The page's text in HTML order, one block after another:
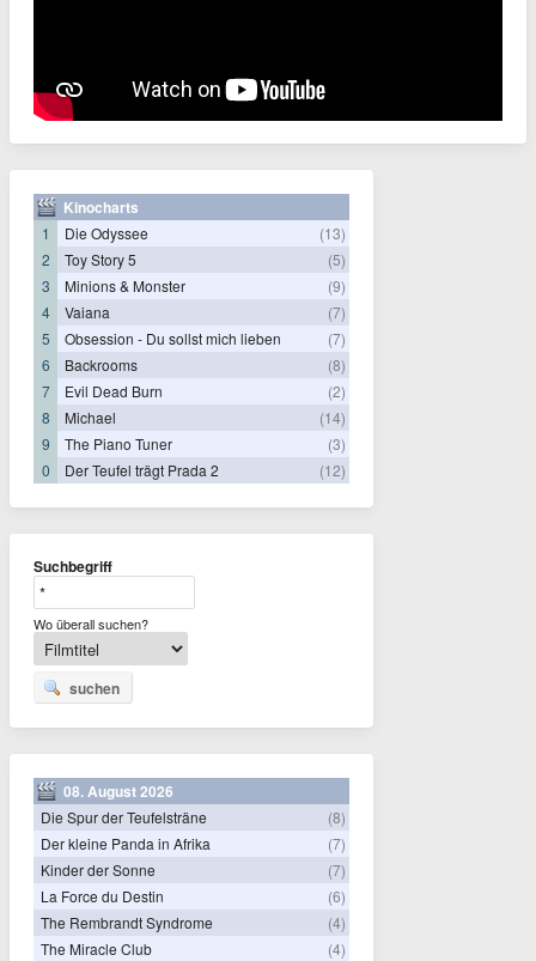
Kinocharts
1 Die Odyssee
(13)
2
Toy Story 5
(5)
3
Minions & Monster
(9)
4
Vaiana
(7)
5
Obsession - Du sollst mich lieben
(7)
6
Backrooms
(8)
7
Evil Dead Burn
(2)
8
Michael
(14)
9
The Piano Tuner
(3)
0
Der Teufel trägt Prada 2 (12)
Suchbegriff
Wo überall suchen?
suchen
08. August 2026
Die Spur der Teufelsträne
(8)
Der kleine Panda in Afrika
(7)
Kinder der Sonne
(7)
La Force du Destin
(6)
The Rembrandt Syndrome
(4)
The Miracle Club
(4)